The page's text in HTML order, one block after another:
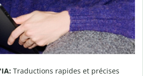
Traductions rapides et précises